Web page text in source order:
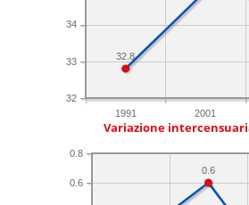
1991 2001
32
33
34
32.8
Variazione
0.6
0.8
0.6